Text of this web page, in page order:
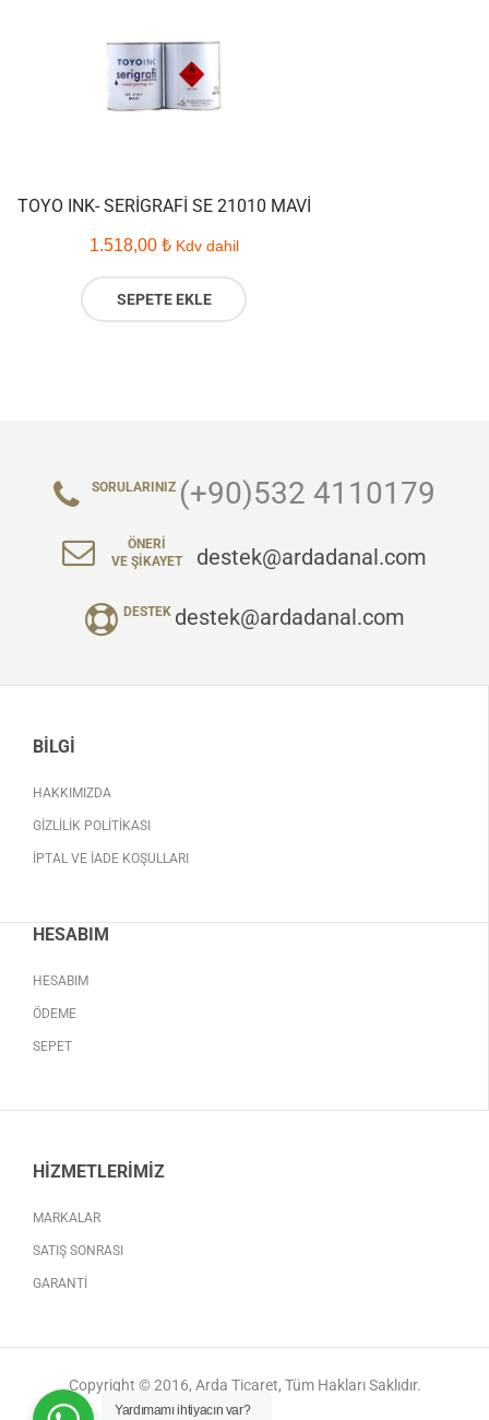
TOYO INK- SERIGRAFI SE 21010 MAVI
1.518,00 ₺ Kdv dahil
SEPETE EKLE
SORULARINIZ (+90)532 4110179
ÖNERI
VE ŞIKAYET
destek@ardadanal.com
DESTEK destek@ardadanal.com
BILGI
HAKKIMIZDA
GIZLILIK POLITIKASI
İPTAL VE İADE KOŞULLARI
HESABIM
HESABIM
ÖDEME
SEPET
HIZMETLERIMIZ
MARKALAR
SATIŞ SONRASI
GARANTI
Copyright © 2016, Arda Ticaret, Tüm Hakları Saklıdır.
Yardımamı ihtiyacın var?